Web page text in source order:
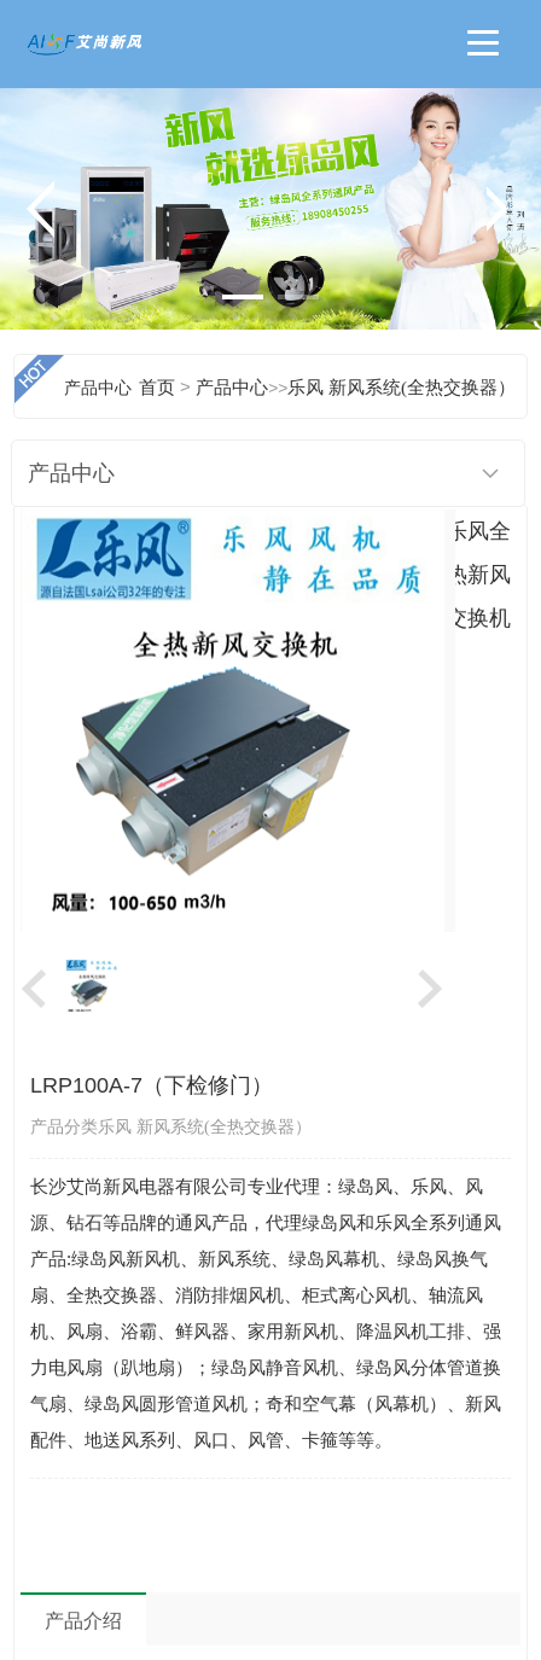
产品中心 首页 > 产品中心>>乐风 新风系统(全热交换器）
产品中心
乐风全
热新风
交换机
LRP100A-7（下检修门）
产品分类乐风 新风系统(全热交换器）
长沙艾尚新风电器有限公司专业代理：绿岛风、乐风、风
源、钻石等品牌的通风产品，代理绿岛风和乐风全系列通风
产品:绿岛风新风机、新风系统、绿岛风幕机、绿岛风换气
扇、全热交换器、消防排烟风机、柜式离心风机、轴流风
机、风扇、浴霸、鲜风器、家用新风机、降温风机工排、强
力电风扇（趴地扇）；绿岛风静音风机、绿岛风分体管道换
气扇、绿岛风圆形管道风机；奇和空气幕（风幕机）、新风
配件、地送风系列、风口、风管、卡箍等等。
产品介绍